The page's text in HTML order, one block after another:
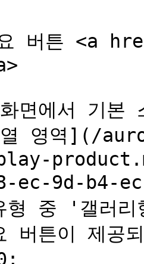
버튼 <a
면에서 기본
열 영역](/
ec-9d-b4-
형 중 '갤러
버튼이 제공